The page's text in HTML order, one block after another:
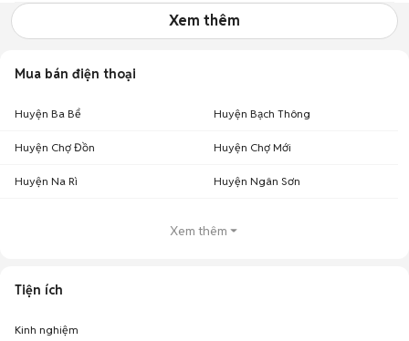
Xem thêm
Mua bán điện thoại
Huyện Ba Bể Huyện Bạch Thông
Huyện Chợ Đồn Huyện Chợ Mới
Huyện Na Rì Huyện Ngân Sơn
Xem thêm
Tiện ích
Kinh nghiệm